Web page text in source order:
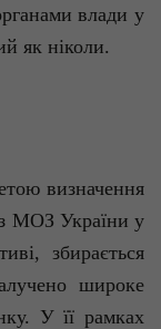
влади у
як ніколи.
визначення
з МОЗ України у
збирається
широке
У її рамках